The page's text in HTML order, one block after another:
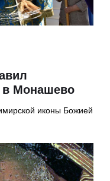
в Монашево
иконы Божией